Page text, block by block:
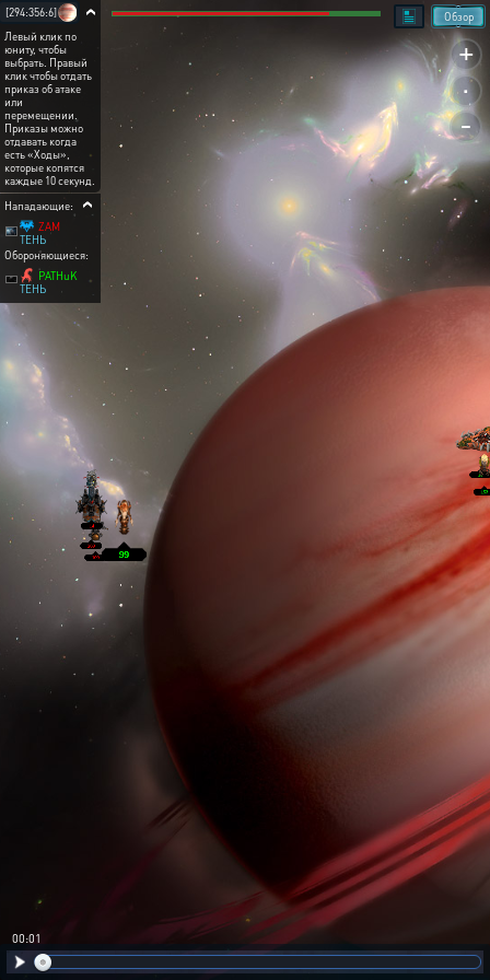
+
.
-
Обзор
[294:356:6]
Левый клик по
юниту, чтобы
выбрать. Правый
клик чтобы отдать
приказ об атаке
или
перемещении.
Приказы можно
отдавать когда
есть «Ходы»,
которые копятся
каждые 10 секунд.
Нападающие:
ZAM
ТЕНЬ
Обороняющиеся:
PATHuK
ТЕНЬ
00:02